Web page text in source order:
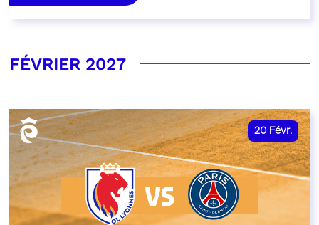
FÉVRIER 2027
20 Févr.